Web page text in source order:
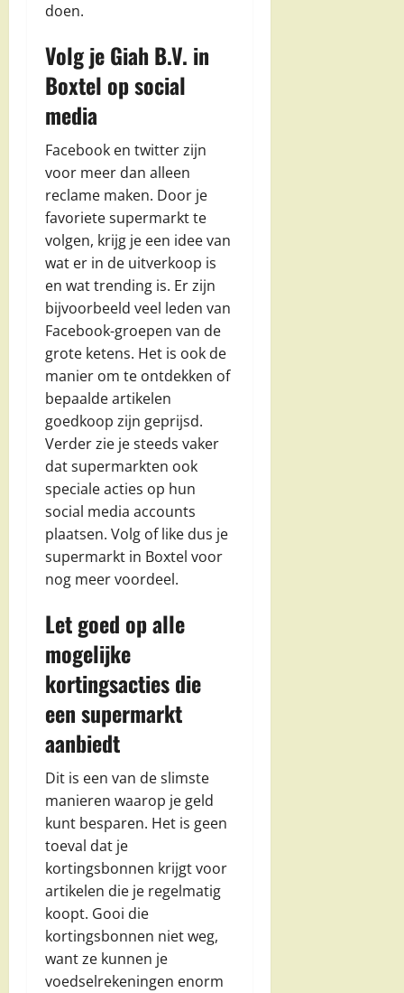
doen.
Volg je Giah B.V. in
Boxtel op social
media
Facebook en twitter zijn
voor meer dan alleen
reclame maken. Door je
favoriete supermarkt te
volgen, krijg je een idee van
wat er in de uitverkoop is
en wat trending is. Er zijn
bijvoorbeeld veel leden van
Facebook-groepen van de
grote ketens. Het is ook de
manier om te ontdekken of
bepaalde artikelen
goedkoop zijn geprijsd.
Verder zie je steeds vaker
dat supermarkten ook
speciale acties op hun
social media accounts
plaatsen. Volg of like dus je
supermarkt in Boxtel voor
nog meer voordeel.
Let goed op alle
mogelijke
kortingsacties die
een supermarkt
aanbiedt
Dit is een van de slimste
manieren waarop je geld
kunt besparen. Het is geen
toeval dat je
kortingsbonnen krijgt voor
artikelen die je regelmatig
koopt. Gooi die
kortingsbonnen niet weg,
want ze kunnen je
voedselrekeningen enorm